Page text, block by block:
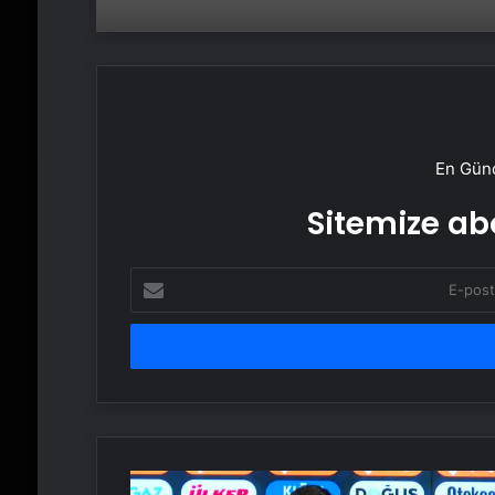
En
Sitemize
posta
adresinizi
Fenerbahçe,